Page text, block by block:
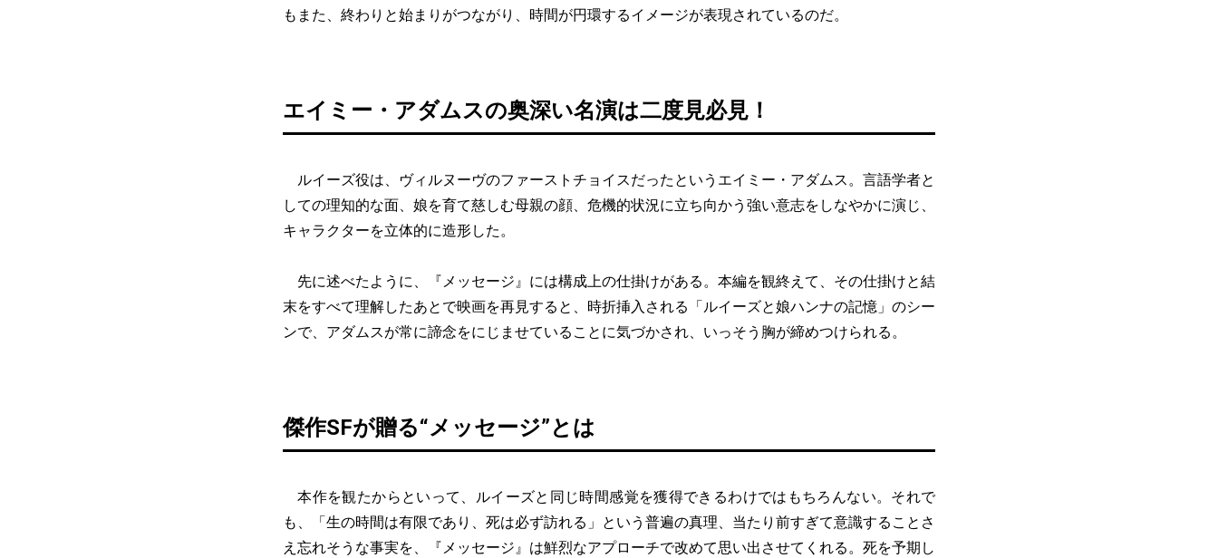
もまた、終わりと始まりがつながり、時間が円環するイメージが表現されているのだ。
エイミー・アダムスの奥深い名演は二度見必見！
ルイーズ役は、ヴィルヌーヴのファーストチョイスだったというエイミー・アダムス。言語学者と
しての理知的な面、娘を育て慈しむ母親の顔、危機的状況に立ち向かう強い意志をしなやかに演じ、
キャラクターを立体的に造形した。
先に述べたように、『メッセージ』には構成上の仕掛けがある。本編を観終えて、その仕掛けと結
末をすべて理解したあとで映画を再見すると、時折挿入される「ルイーズと娘ハンナの記憶」のシー
ンで、アダムスが常に諦念をにじませていることに気づかされ、いっそう胸が締めつけられる。
傑作SFが贈る“メッセージ”とは
本作を観たからといって、ルイーズと同じ時間感覚を獲得できるわけではもちろんない。それで
も、「生の時間は有限であり、死は必ず訪れる」という普遍の真理、当たり前すぎて意識することさ
え忘れそうな事実を、『メッセージ』は鮮烈なアプローチで改めて思い出させてくれる。死を予期し